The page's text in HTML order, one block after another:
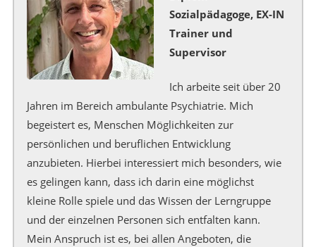
Sozialpädagoge, EX-IN
Trainer und
Supervisor
Ich arbeite seit über 20
Jahren im Bereich ambulante Psychiatrie. Mich
begeistert es, Menschen Möglichkeiten zur
persönlichen und beruflichen Entwicklung
anzubieten. Hierbei interessiert mich besonders, wie
es gelingen kann, dass ich darin eine möglichst
kleine Rolle spiele und das Wissen der Lerngruppe
und der einzelnen Personen sich entfalten kann.
Mein Anspruch ist es, bei allen Angeboten, die